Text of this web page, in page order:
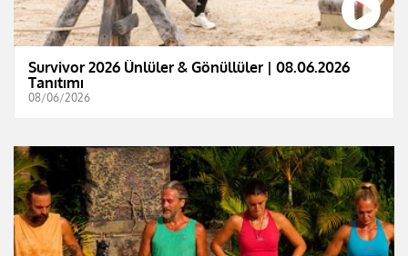
Survivor 2026 Ünlüler & Gönüllüler | 08.06.2026
Tanıtımı
08/06/2026